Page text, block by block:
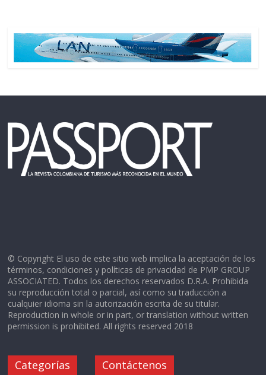
© Copyright El uso de este sitio web implica la aceptación de los
términos, condiciones y políticas de privacidad de PMP GROUP
ASSOCIATED. Todos los derechos reservados D.R.A. Prohibida
su reproducción total o parcial, así como su traducción a
cualquier idioma sin la autorización escrita de su titular.
Reproduction in whole or in part, or translation without written
permission is prohibited. All rights reserved 2018
Categorías Contáctenos